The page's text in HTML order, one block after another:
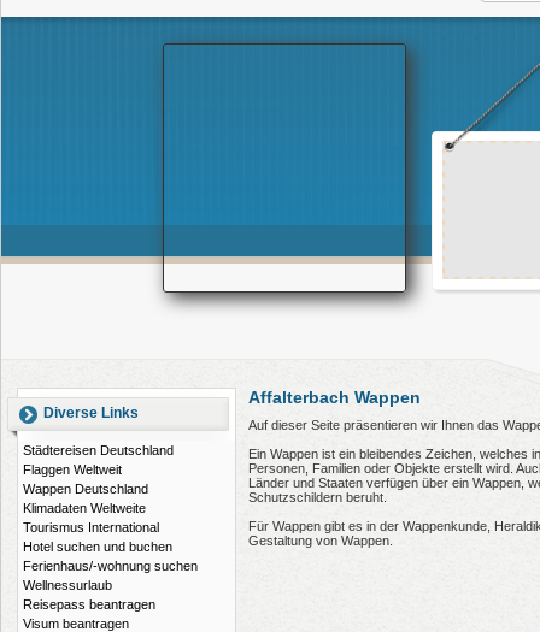
Diverse Links
Städtereisen Deutschland
Flaggen Weltweit
Wappen Deutschland
Klimadaten Weltweite
Tourismus International
Hotel suchen und buchen
Ferienhaus/-wohnung suchen
Wellnessurlaub
Reisepass beantragen
Visum beantragen
Affalterbach Wappen
Auf dieser Seite präsentieren wir Ihnen das
Ein Wappen ist ein bleibendes Zeichen, welches
Personen, Familien oder Objekte erstellt wird.
Länder und Staaten verfügen über ein Wappen,
Schutzschildern beruht.
Für Wappen gibt es in der Wappenkunde,
Gestaltung von Wappen.